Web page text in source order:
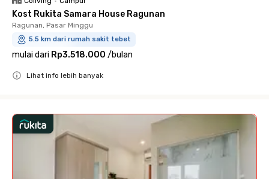
Kost Rukita Samara House Ragunan
Ragunan, Pasar Minggu
5.5 km dari rumah sakit tebet
mulai dari Rp3.518.000 /bulan
Lihat info lebih banyak